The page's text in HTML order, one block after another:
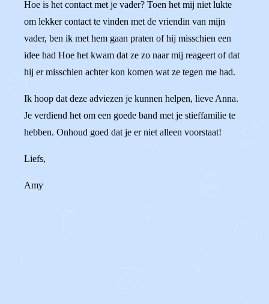
Hoe is het contact met je vader? Toen het mij niet lukte
om lekker contact te vinden met de vriendin van mijn
vader, ben ik met hem gaan praten of hij misschien een
idee had Hoe het kwam dat ze zo naar mij reageert of dat
hij er misschien achter kon komen wat ze tegen me had.
Ik hoop dat deze adviezen je kunnen helpen, lieve Anna.
Je verdiend het om een goede band met je stieffamilie te
hebben. Onhoud goed dat je er niet alleen voorstaat!
Liefs,
Amy